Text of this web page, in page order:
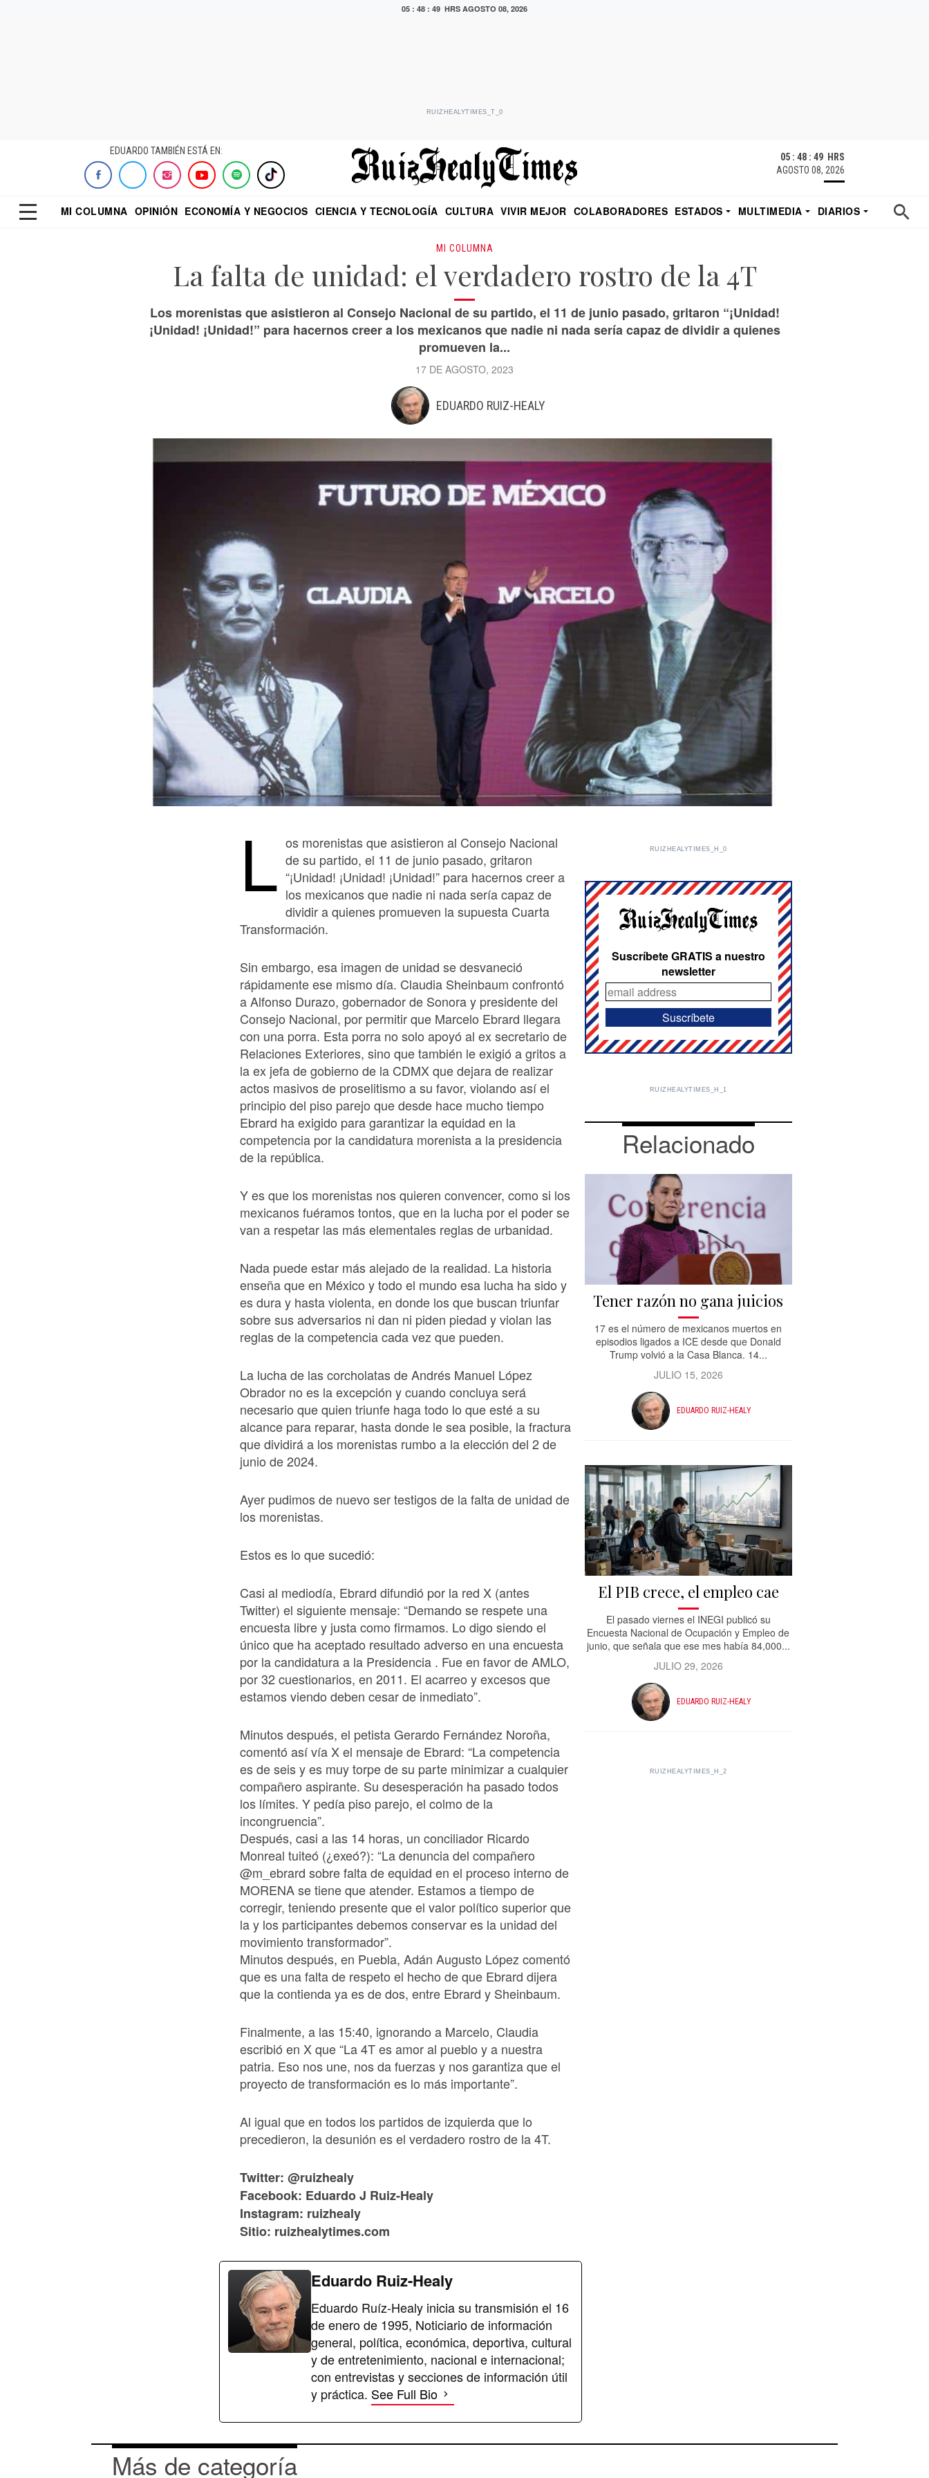
05 : 48 : 50 HRS AGOSTO 08, 2026
RUIZHEALYTIMES_T_0
EDUARDO TAMBIÉN ESTÁ EN:
05 : 48 : 50 HRS
AGOSTO 08, 2026
MI COLUMNA OPINIÓN ECONOMÍA Y NEGOCIOS CIENCIA Y TECNOLOGÍA CULTURA VIVIR MEJOR COLABORADORES ESTADOS MULTIMEDIA
DIARIOS
MI COLUMNA
La falta de unidad: el verdadero rostro de la 4T
Los morenistas que asistieron al Consejo Nacional de su partido, el 11 de junio pasado, gritaron “¡Unidad!
¡Unidad! ¡Unidad!” para hacernos creer a los mexicanos que nadie ni nada sería capaz de dividir a quienes
promueven la...
17 DE AGOSTO, 2023
EDUARDO RUIZ-HEALY
L os morenistas que asistieron al Consejo Nacional
de su partido, el 11 de junio pasado, gritaron
“¡Unidad! ¡Unidad! ¡Unidad!” para hacernos creer a
los mexicanos que nadie ni nada sería capaz de
dividir a quienes promueven la supuesta Cuarta
Transformación.
Sin embargo, esa imagen de unidad se desvaneció
rápidamente ese mismo día. Claudia Sheinbaum confrontó
a Alfonso Durazo, gobernador de Sonora y presidente del
Consejo Nacional, por permitir que Marcelo Ebrard llegara
con una porra. Esta porra no solo apoyó al ex secretario de
Relaciones Exteriores, sino que también le exigió a gritos a
la ex jefa de gobierno de la CDMX que dejara de realizar
actos masivos de proselitismo a su favor, violando así el
principio del piso parejo que desde hace mucho tiempo
Ebrard ha exigido para garantizar la equidad en la
competencia por la candidatura morenista a la presidencia
de la república.
Y es que los morenistas nos quieren convencer, como si los
mexicanos fuéramos tontos, que en la lucha por el poder se
van a respetar las más elementales reglas de urbanidad.
Nada puede estar más alejado de la realidad. La historia
enseña que en México y todo el mundo esa lucha ha sido y
es dura y hasta violenta, en donde los que buscan triunfar
sobre sus adversarios ni dan ni piden piedad y violan las
reglas de la competencia cada vez que pueden.
La lucha de las corcholatas de Andrés Manuel López
Obrador no es la excepción y cuando concluya será
necesario que quien triunfe haga todo lo que esté a su
alcance para reparar, hasta donde le sea posible, la fractura
que dividirá a los morenistas rumbo a la elección del 2 de
junio de 2024.
Ayer pudimos de nuevo ser testigos de la falta de unidad de
los morenistas.
Estos es lo que sucedió:
Casi al mediodía, Ebrard difundió por la red X (antes
Twitter) el siguiente mensaje: “Demando se respete una
encuesta libre y justa como firmamos. Lo digo siendo el
único que ha aceptado resultado adverso en una encuesta
por la candidatura a la Presidencia . Fue en favor de AMLO,
por 32 cuestionarios, en 2011. El acarreo y excesos que
estamos viendo deben cesar de inmediato”.
Minutos después, el petista Gerardo Fernández Noroña,
comentó así vía X el mensaje de Ebrard: “La competencia
es de seis y es muy torpe de su parte minimizar a cualquier
compañero aspirante. Su desesperación ha pasado todos
los límites. Y pedía piso parejo, el colmo de la
incongruencia”.
Después, casi a las 14 horas, un conciliador Ricardo
Monreal tuiteó (¿exeó?): “La denuncia del compañero
@m_ebrard sobre falta de equidad en el proceso interno de
MORENA se tiene que atender. Estamos a tiempo de
corregir, teniendo presente que el valor político superior que
la y los participantes debemos conservar es la unidad del
movimiento transformador”.
Minutos después, en Puebla, Adán Augusto López comentó
que es una falta de respeto el hecho de que Ebrard dijera
que la contienda ya es de dos, entre Ebrard y Sheinbaum.
Finalmente, a las 15:40, ignorando a Marcelo, Claudia
escribió en X que “La 4T es amor al pueblo y a nuestra
patria. Eso nos une, nos da fuerzas y nos garantiza que el
proyecto de transformación es lo más importante”.
Al igual que en todos los partidos de izquierda que lo
precedieron, la desunión es el verdadero rostro de la 4T.
Twitter: @ruizhealy
Facebook: Eduardo J Ruiz-Healy
Instagram: ruizhealy
Sitio: ruizhealytimes.com
Eduardo Ruiz-Healy
Eduardo Ruíz-Healy inicia su transmisión el 16
de enero de 1995, Noticiario de información
general, política, económica, deportiva, cultural
y de entretenimiento, nacional e internacional;
con entrevistas y secciones de información útil
y práctica. See Full Bio
RUIZHEALYTIMES_H_0
Suscríbete GRATIS a nuestro
newsletter
RUIZHEALYTIMES_H_1
Relacionado
Tener razón no gana juicios
17 es el número de mexicanos muertos en
episodios ligados a ICE desde que Donald
Trump volvió a la Casa Blanca. 14...
JULIO 15, 2026
EDUARDO RUIZ-HEALY
El PIB crece, el empleo cae
El pasado viernes el INEGI publicó su
Encuesta Nacional de Ocupación y Empleo de
junio, que señala que ese mes había 84,000...
JULIO 29, 2026
EDUARDO RUIZ-HEALY
RUIZHEALYTIMES_H_2
Más de categoría